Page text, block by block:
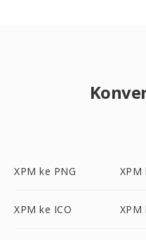
XPM ke PNG XPM
XPM ke ICO XPM